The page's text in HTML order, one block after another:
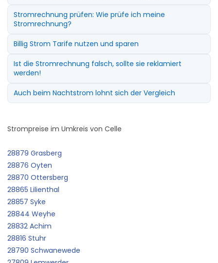
Stromrechnung prüfen: Wie prüfe ich meine
Stromrechnung?
Billig Strom Tarife nutzen und sparen
Ist die Stromrechnung falsch, sollte sie reklamiert
werden!
Auch beim Nachtstrom lohnt sich der Vergleich
Strompreise im Umkreis von Celle
28879 Grasberg
28876 Oyten
28870 Ottersberg
28865 Lilienthal
28857 Syke
28844 Weyhe
28832 Achim
28816 Stuhr
28790 Schwanewede